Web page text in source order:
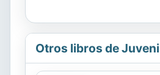
Otros libros de